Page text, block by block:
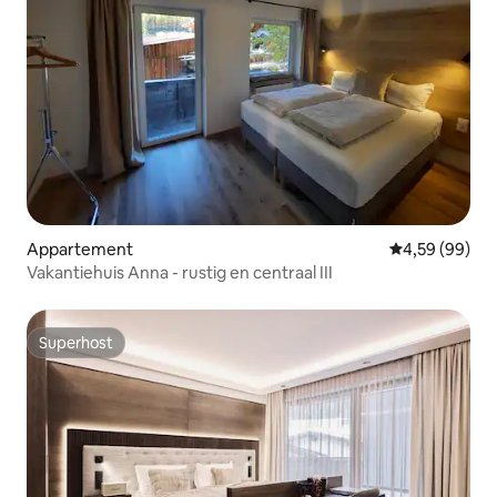
Appartement Gemiddelde
4,59 (99)
Vakantiehuis Anna - rustig en centraal III
Superhost
Superhost